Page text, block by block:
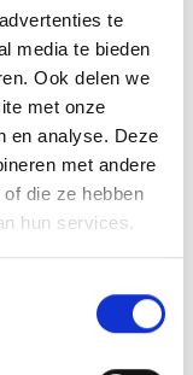
te
media te bieden
Ook delen we
met onze
en analyse. Deze
met andere
die ze hebben
hun services.
MEER INFORMATIE